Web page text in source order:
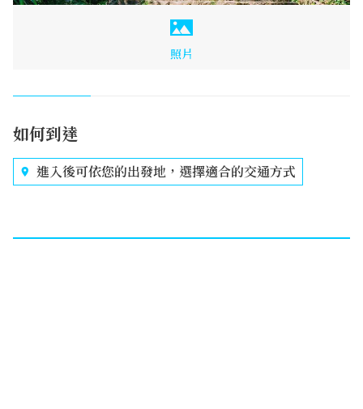
照片
如何到達
進入後可依您的出發地，選擇適合的交通方式